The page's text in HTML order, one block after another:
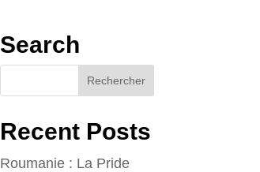
Search
Recent Posts
Roumanie : La Pride